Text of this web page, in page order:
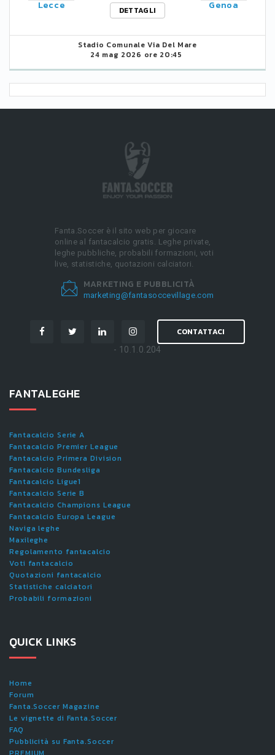
Lecce
DETTAGLI
Genoa
Stadio Comunale Via Del Mare
24 mag 2026 ore 20:45
Fanta.Soccer è il sito web per giocare
online al fantacalcio gratis. Leghe private,
leghe pubbliche, probabili formazioni, voti
live, statistiche, quotazioni calciatori.
MARKETING E PUBBLICITÀ
marketing@fantasoccevillage.com
CONTATTACI
- 10.1.0.204
FANTALEGHE
Fantacalcio Serie A
Fantacalcio Premier League
Fantacalcio Primera Division
Fantacalcio Bundesliga
Fantacalcio Ligue1
Fantacalcio Serie B
Fantacalcio Champions League
Fantacalcio Europa League
Naviga leghe
Maxileghe
Regolamento fantacalcio
Voti fantacalcio
Quotazioni fantacalcio
Statistiche calciatori
Probabili formazioni
QUICK LINKS
Home
Forum
Fanta.Soccer Magazine
Le vignette di Fanta.Soccer
FAQ
Pubblicità su Fanta.Soccer